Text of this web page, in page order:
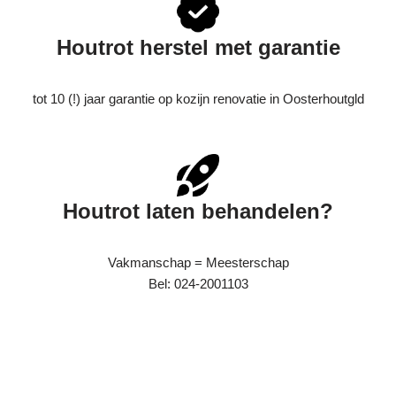
Houtrot herstel met garantie
tot 10 (!) jaar garantie op kozijn renovatie in Oosterhoutgld
Houtrot laten behandelen?
Vakmanschap = Meesterschap
Bel: 024-2001103